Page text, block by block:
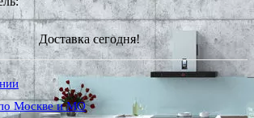
Доставка сегодня!
Москве и МО